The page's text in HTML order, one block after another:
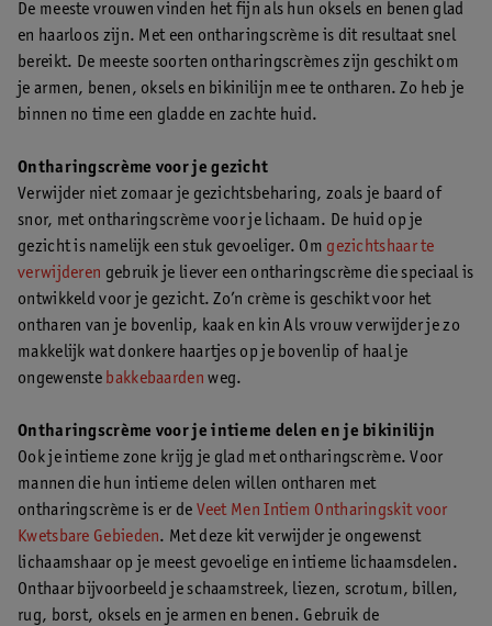
De meeste vrouwen vinden het fijn als hun oksels en benen glad
en haarloos zijn. Met een ontharingscrème is dit resultaat snel
bereikt. De meeste soorten ontharingscrèmes zijn geschikt om
je armen, benen, oksels en bikinilijn mee te ontharen. Zo heb je
binnen no time een gladde en zachte huid.
Ontharingscrème voor je gezicht
Verwijder niet zomaar je gezichtsbeharing, zoals je baard of
snor, met ontharingscrème voor je lichaam. De huid op je
gezicht is namelijk een stuk gevoeliger. Om gezichtshaar te
verwijderen gebruik je liever een ontharingscrème die speciaal is
ontwikkeld voor je gezicht. Zo’n crème is geschikt voor het
ontharen van je bovenlip, kaak en kin Als vrouw verwijder je zo
makkelijk wat donkere haartjes op je bovenlip of haal je
ongewenste bakkebaarden weg.
Ontharingscrème voor je intieme delen en je bikinilijn
Ook je intieme zone krijg je glad met ontharingscrème. Voor
mannen die hun intieme delen willen ontharen met
ontharingscrème is er de Veet Men Intiem Ontharingskit voor
Kwetsbare Gebieden. Met deze kit verwijder je ongewenst
lichaamshaar op je meest gevoelige en intieme lichaamsdelen.
Onthaar bijvoorbeeld je schaamstreek, liezen, scrotum, billen,
rug, borst, oksels en je armen en benen. Gebruik de